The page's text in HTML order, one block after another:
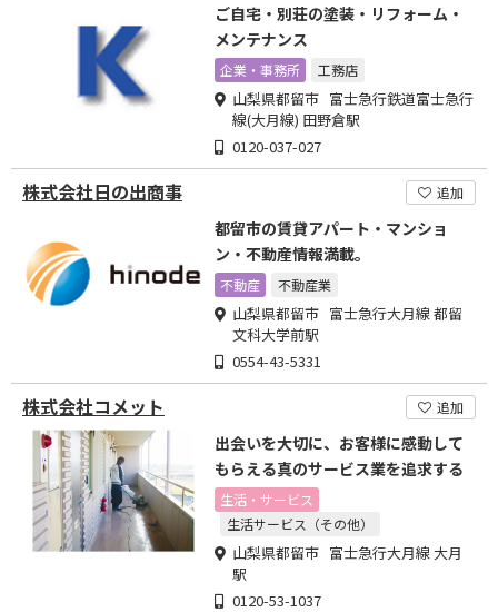
ご自宅・別荘の塗装・リフォーム・
メンテナンス
企業・事務所 工務店
山梨県都留市 富士急行鉄道富士急行
線(大月線) 田野倉駅
0120-037-027
株式会社日の出商事 追加
都留市の賃貸アパート・マンショ
ン・不動産情報満載。
不動産 不動産業
山梨県都留市 富士急行大月線 都留
文科大学前駅
0554-43-5331
株式会社コメット 追加
出会いを大切に、お客様に感動して
もらえる真のサービス業を追求する
生活・サービス
生活サービス（その他）
山梨県都留市 富士急行大月線 大月
駅
0120-53-1037